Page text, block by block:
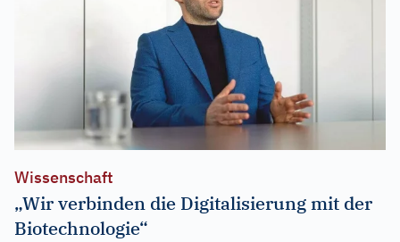
Wissenschaft
„Wir verbinden die Digitalisierung mit der
Biotechnologie“